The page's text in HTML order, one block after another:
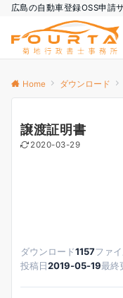
広島の自動車登録OSS申請
Home ダウンロード
譲渡証明書
2020-03-29
ダウンロード1157ファ
投稿日2019-05-19最終